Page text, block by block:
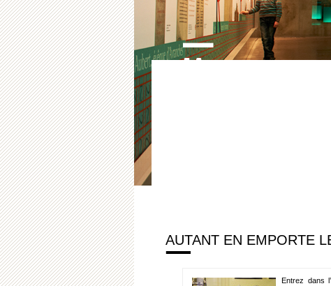
AUTANT EN EMPORTE
Entrez dans